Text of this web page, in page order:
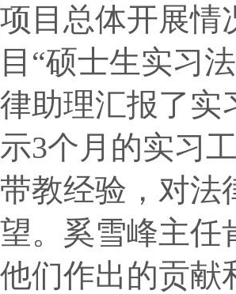
目总体开展情
“硕士生实习
助理汇报了实
3个月的实习
教经验，对法
。奚雪峰主任
们作出的贡献